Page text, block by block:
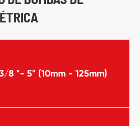
8 "- 5" (10mm - 125mm)